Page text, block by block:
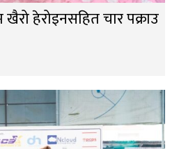
हेरोइनसहित चार पक्राउ